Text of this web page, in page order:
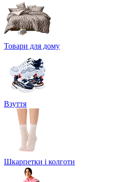
Товари для дому
Взуття
Шкарпетки і колготи